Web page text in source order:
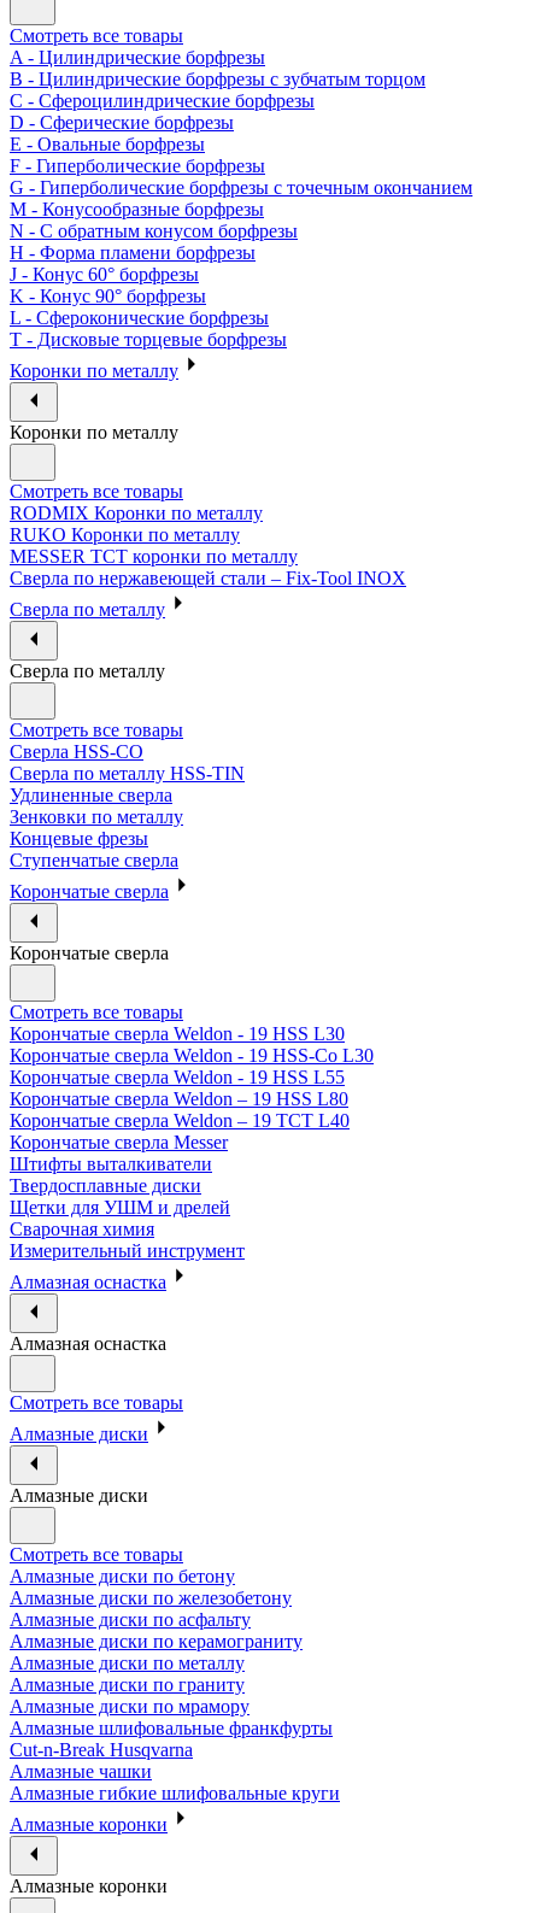
Смотреть все товары
A - Цилиндрические борфрезы
B - Цилиндрические борфрезы с зубчатым торцом
C - Сфероцилиндрические борфрезы
D - Сферические борфрезы
E - Овальные борфрезы
F - Гиперболические борфрезы
G - Гиперболические борфрезы с точечным окончанием
M - Конусообразные борфрезы
N - С обратным конусом борфрезы
H - Форма пламени борфрезы
J - Конус 60° борфрезы
K - Конус 90° борфрезы
L - Сфероконические борфрезы
T - Дисковые торцевые борфрезы
Коронки по металлу
Коронки по металлу
Смотреть все товары
RODMIX Коронки по металлу
RUKO Коронки по металлу
MESSER ТСТ коронки по металлу
Сверла по нержавеющей стали – Fix-Tool INOX
Сверла по металлу
Сверла по металлу
Смотреть все товары
Сверла HSS-CO
Сверла по металлу HSS-TIN
Удлиненные сверла
Зенковки по металлу
Концевые фрезы
Ступенчатые сверла
Корончатые сверла
Корончатые сверла
Смотреть все товары
Корончатые сверла Weldon - 19 HSS L30
Корончатые сверла Weldon - 19 HSS-Co L30
Корончатые сверла Weldon - 19 HSS L55
Корончатые сверла Weldon – 19 HSS L80
Корончатые сверла Weldon – 19 TCT L40
Корончатые сверла Messer
Штифты выталкиватели
Твердосплавные диски
Щетки для УШМ и дрелей
Сварочная химия
Измерительный инструмент
Алмазная оснастка
Алмазная оснастка
Смотреть все товары
Алмазные диски
Алмазные диски
Смотреть все товары
Алмазные диски по бетону
Алмазные диски по железобетону
Алмазные диски по асфальту
Алмазные диски по керамограниту
Алмазные диски по металлу
Алмазные диски по граниту
Алмазные диски по мрамору
Алмазные шлифовальные франкфурты
Cut-n-Break Husqvarna
Алмазные чашки
Алмазные гибкие шлифовальные круги
Алмазные коронки
Алмазные коронки